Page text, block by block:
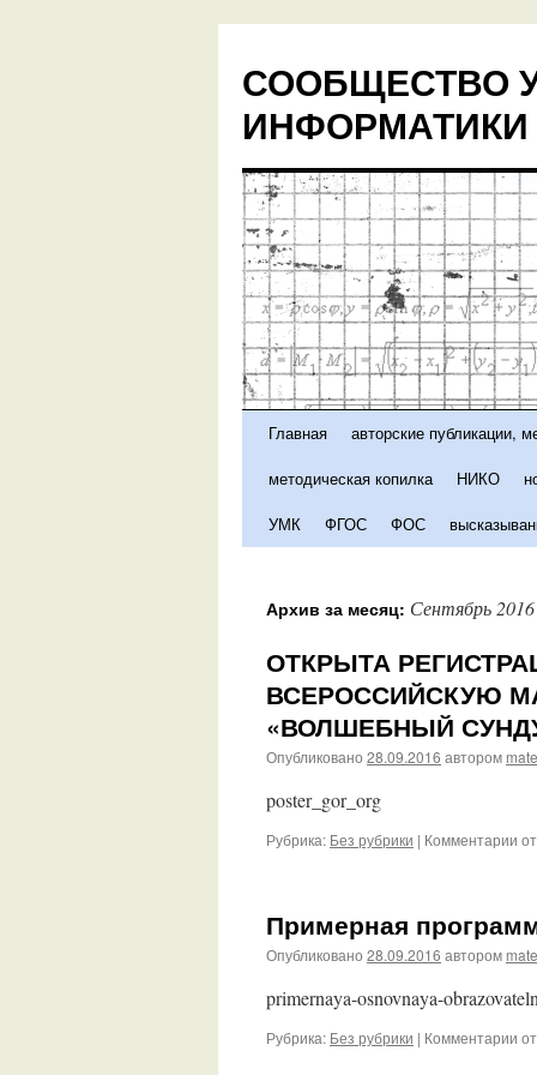
содержимому
СООБЩЕСТВО
Главная авторские публикации,
методическая копилка
НИКО
УМК
ФГОС ФОС
Архив за месяц: Сентябрь 2016
ОТКРЫТА
ВСЕРОССИЙСКУЮ
«ВОЛШЕБНЫЙ
Опубликовано 28.09.2016 автором
poster_gor_org
Рубрика: Без рубрики | Комментарии к
НА
Примерная
Опубликовано 28.09.2016 автором
primernaya-osnovnaya-
Рубрика: Без рубрики | Комментарии к